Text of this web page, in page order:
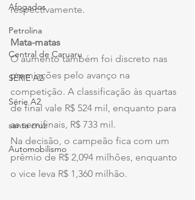
Afogados
Petrolina
Central de Caruaru
SÉRIE A2
Série A2
santa cruz
Automobilismo
respectivamente.
Mata-matas
O aumento também foi discreto nas
premiações pelo avanço na
competição. A classificação às quartas
de final vale R$ 524 mil, enquanto para
as semifinais, R$ 733 mil.
Na decisão, o campeão fica com um
prêmio de R$ 2,094 milhões, enquanto
o vice leva R$ 1,360 milhão.